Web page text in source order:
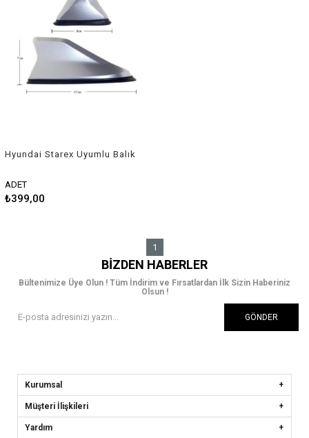
Hyundai Starex Uyumlu Balık
ADET
₺399,00
1
BIZDEN HABERLER
Bültenimize Üye Olun ! Tüm İndirim ve Fırsatlardan İlk Sizin Haberiniz
Olsun !
GÖNDER
Kurumsal
Müşteri İlişkileri
Yardım